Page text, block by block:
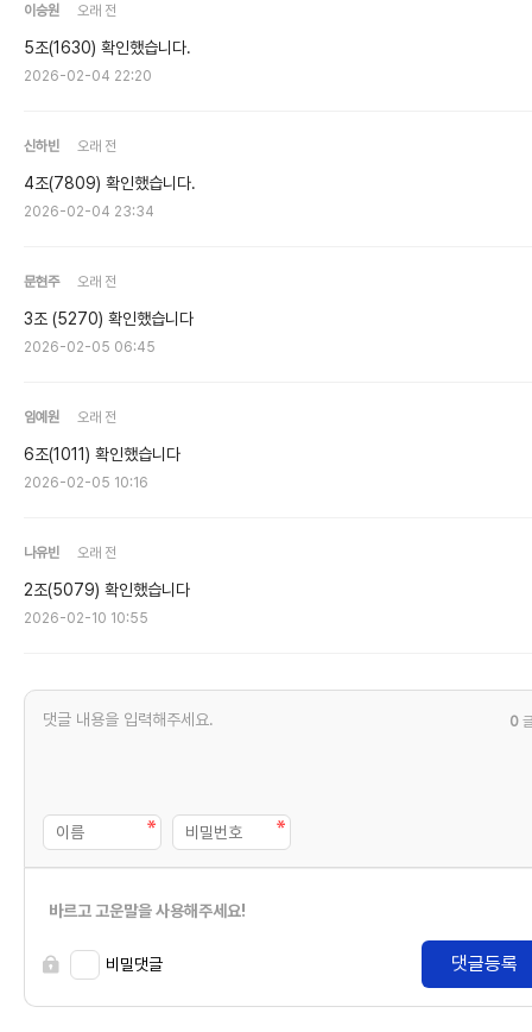
이승원 오래 전
5조(1630) 확인했습니다.
2026-02-04 22:20
신하빈 오래 전
4조(7809) 확인했습니다.
2026-02-04 23:34
문현주 오래 전
3조 (5270) 확인했습니다
2026-02-05 06:45
임예원 오래 전
6조(1011) 확인했습니다
2026-02-05 10:16
나유빈 오래 전
2조(5079) 확인했습니다
2026-02-10 10:55
0
바르고 고운말을 사용해주세요!
비밀댓글 댓글등록